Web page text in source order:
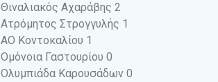
Θιναλιακός Αχαράβης 2
Ατρόμητος Στρογγυλής 1
ΑΟ Κοντοκαλίου 1
Ομόνοια Γαστουρίου 0
Ολυμπιάδα Καρουσάδων 0